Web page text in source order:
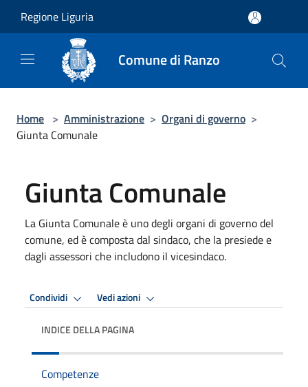
Regione Liguria
Comune di Ranzo
Home > Amministrazione > Organi di governo >
Giunta Comunale
Giunta Comunale
La Giunta Comunale è uno degli organi di governo del
comune, ed è composta dal sindaco, che la presiede e
dagli assessori che includono il vicesindaco.
Condividi Vedi azioni
INDICE DELLA PAGINA
Competenze